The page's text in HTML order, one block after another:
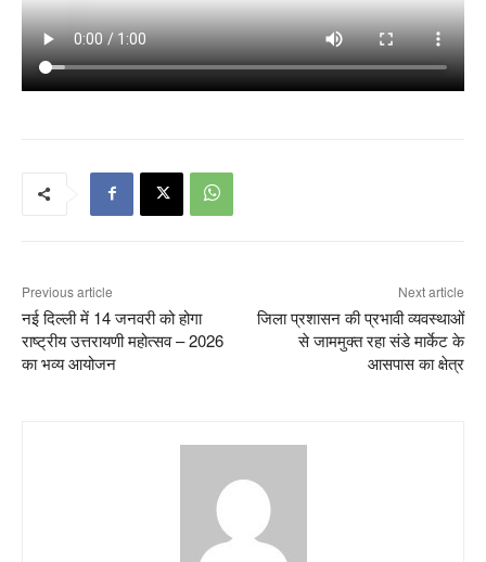
Previous article
नई दिल्ली में 14 जनवरी को होगा
राष्ट्रीय उत्तरायणी महोत्सव – 2026
का भव्य आयोजन
Next article
जिला प्रशासन की प्रभावी व्यवस्थाओं
से जाममुक्त रहा संडे मार्केट के
आसपास का क्षेत्र